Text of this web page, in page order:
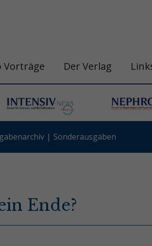
Vorträge Der Verlag
Sonderausgaben
Ende?